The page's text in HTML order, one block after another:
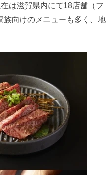
は滋賀県内にて18店舗（フ
族向けのメニューも多く、地